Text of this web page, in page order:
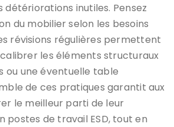
détériorations inutiles. Pensez
du mobilier selon les besoins
révisions régulières permettent
les éléments structuraux
ou une éventuelle table
de ces pratiques garantit aux
le meilleur parti de leur
postes de travail ESD, tout en